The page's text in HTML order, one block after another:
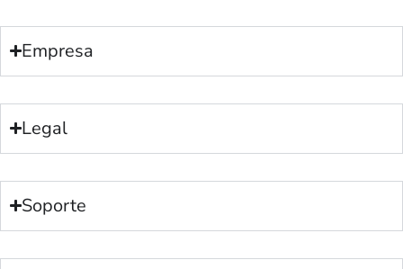
Empresa
Legal
Soporte